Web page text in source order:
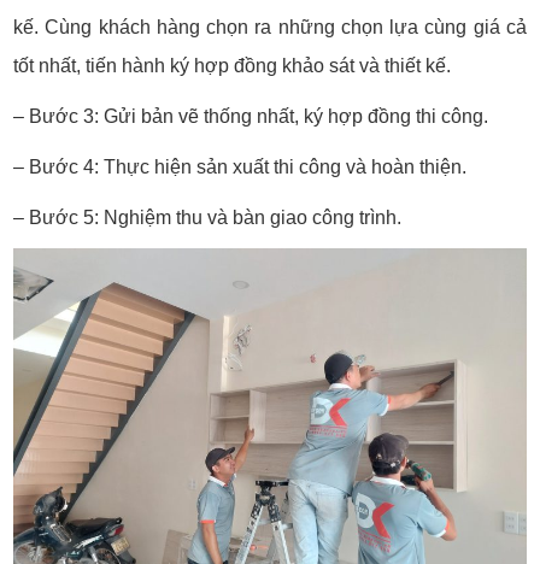
kế. Cùng khách hàng chọn ra những chọn lựa cùng giá cả
tốt nhất, tiến hành ký hợp đồng khảo sát và thiết kế.
– Bước 3: Gửi bản vẽ thống nhất, ký hợp đồng thi công.
– Bước 4: Thực hiện sản xuất thi công và hoàn thiện.
– Bước 5: Nghiệm thu và bàn giao công trình.